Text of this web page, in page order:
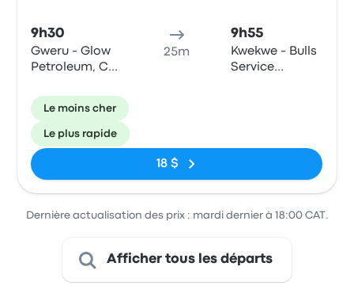
9h30
Gweru - Glow
Petroleum, Cnr
Lobengula
Street
25m
9h55
Kwekwe - Bulls
Service
Le moins cher
Le plus rapide
18 $
Dernière actualisation des prix : mardi dernier à 18:00 CAT.
Afficher tous les départs